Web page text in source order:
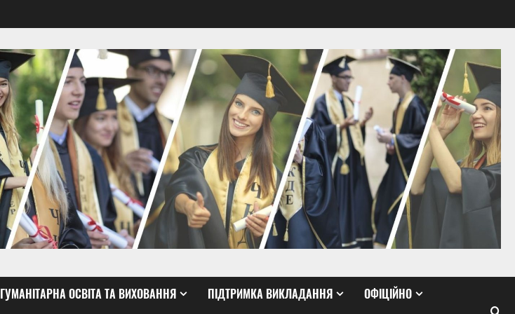
ГУМАНІТАРНА ОСВІТА ТА ВИХОВАННЯ ПІДТРИМКА ВИКЛАДАННЯ ОФІЦІЙНО